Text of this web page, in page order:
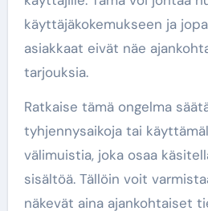
käyttäjäkokemukseen ja
asiakkaat eivät näe
tarjouksia.
Ratkaise tämä ongelma
tyhjennysaikoja tai
välimuistia, joka osaa
sisältöä. Tällöin voit
näkevät aina ajankohtaiset